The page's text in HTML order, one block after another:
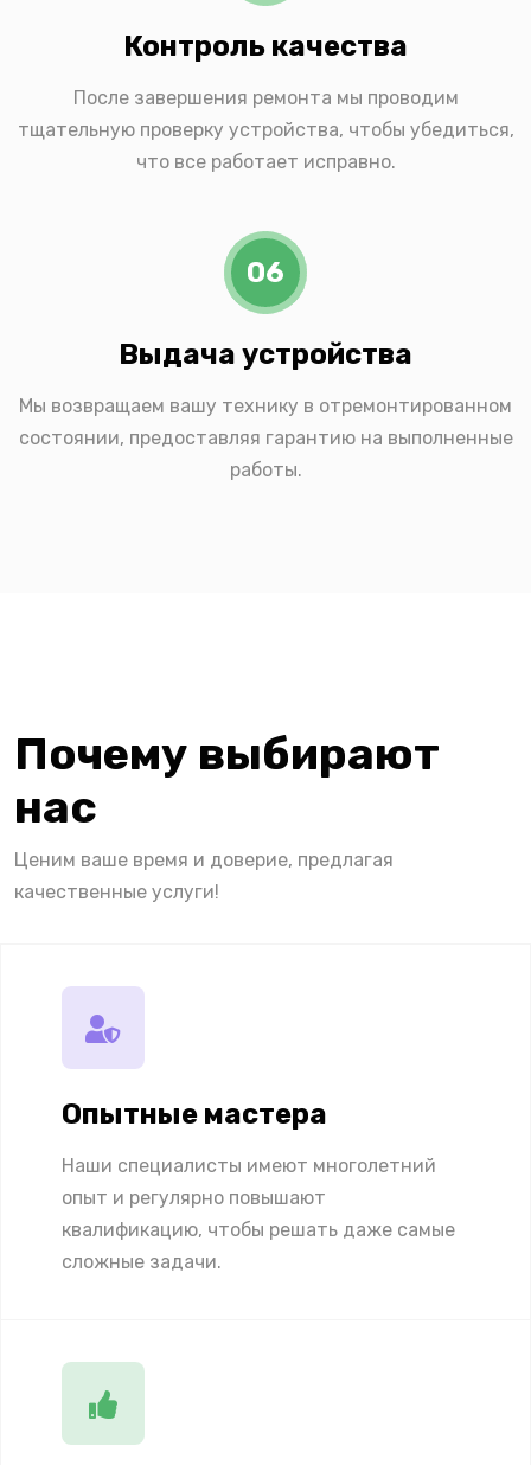
Контроль качества
После завершения ремонта мы проводим
тщательную проверку устройства, чтобы убедиться,
что все работает исправно.
06
Выдача устройства
Мы возвращаем вашу технику в отремонтированном
состоянии, предоставляя гарантию на выполненные
работы.
Почему выбирают
нас
Ценим ваше время и доверие, предлагая
качественные услуги!
Опытные мастера
Наши специалисты имеют многолетний
опыт и регулярно повышают
квалификацию, чтобы решать даже самые
сложные задачи.